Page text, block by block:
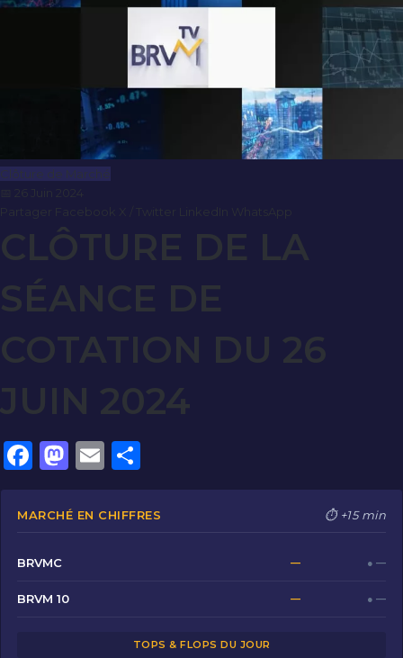
Clôture de Marché
CLÔTURE DE LA
SÉANCE DE
COTATION DU 26
JUIN 2024
F
a
c
b
o
o
M
a
st
o
n
E
m
ai
ar
ta
MARCHÉ EN CHIFFRES ⏱ +15 min
BRVMC — ● —
BRVM 10 — ● —
TOPS & FLOPS DU JOUR